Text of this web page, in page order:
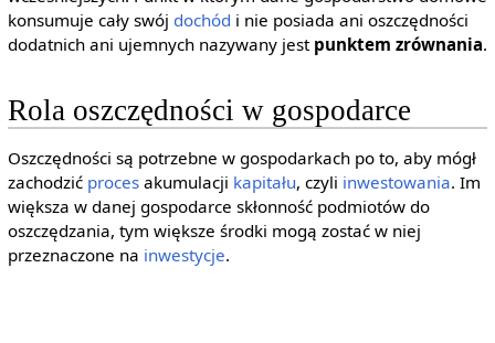
konsumuje cały swój dochód i nie posiada ani oszczędności
dodatnich ani ujemnych nazywany jest punktem zrównania.
Rola oszczędności w gospodarce
Oszczędności są potrzebne w gospodarkach po to, aby mógł
zachodzić procesakumulacji kapitału, czyli inwestowania. Im
większa w danej gospodarce skłonność podmiotów do
oszczędzania, tym większe środki mogą zostać w niej
przeznaczone na inwestycje.